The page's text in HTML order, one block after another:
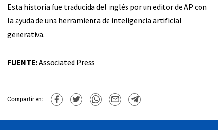
Esta historia fue traducida del inglés por un editor de AP con
la ayuda de una herramienta de inteligencia artificial
generativa.
FUENTE:Associated Press
Compartir en: